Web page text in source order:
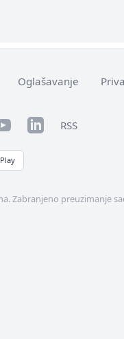
Oglašavanje
LinkedInRSS
Zabranjeno preuzimanje